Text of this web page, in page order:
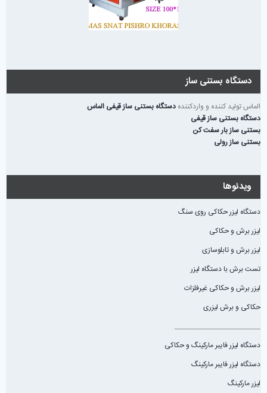
دستگاه بستنی ساز
الماس تولید کننده و واردکننده دستگاه بستنی ساز قیفی الماس
دستگاه بستنی ساز قیفی
بستنی ساز بار سفت کن
بستنی ساز رولی
ویدئوها
دستگاه لیزر حکاکی روی سنگ
لیزر برش و حکاکی
لیزر برش و تابلوسازی
تست برش با دستگاه لیزر
لیزر برش و حکاکی غیرفلزات
حکاکی و برش لیزری
________________________
دستگاه لیزر فایبر مارکینگ و حکاکی
دستگاه لیزر فایبر مارکینگ
لیزر مارکینگ